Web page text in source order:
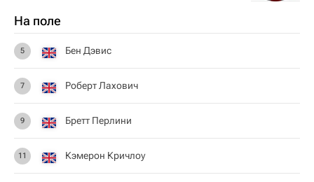
На поле
5 Бен Дэвис
7 Роберт Лахович
9 Бретт Перлини
11 Кэмерон Кричлоу